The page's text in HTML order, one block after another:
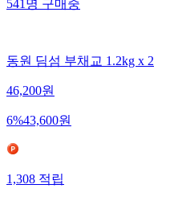
541 명 구매중
동원 딤섬 부채교 1.2kg x 2
46,200원
6%43,600원
1,308 적립